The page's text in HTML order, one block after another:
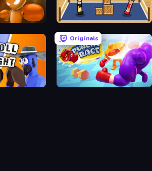
Boxing Random
Originals
Punchy Race